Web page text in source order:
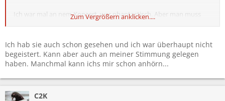
Ich war mal an nem Konzert, war phantastisch. Aber man muss
halt mal seine Vorurteile und die Scheuklappen bei Seite legen. Ich
Zum Vergrößern anklicken....
Ich hab sie auch schon gesehen und ich war überhaupt nicht
begeistert. Kann aber auch an meiner Stimmung gelegen
haben. Manchmal kann ichs mir schon anhörn...
C2K